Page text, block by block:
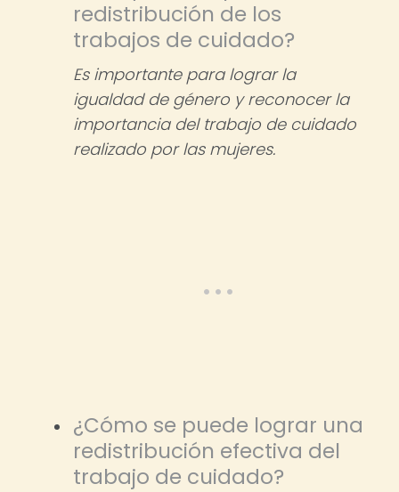
redistribución de los
trabajos de cuidado?
Es importante para lograr la
igualdad de género y reconocer la
importancia del trabajo de cuidado
realizado por las mujeres.
¿Cómo se puede lograr una
redistribución efectiva del
trabajo de cuidado?